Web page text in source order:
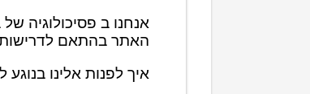
אנחנו ב פסיכולוגיה
האתר בהתאם לדרישות
איך לפנות אלינו בנוגע